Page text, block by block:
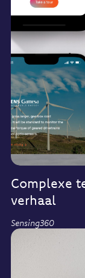
Complexe
verhaal
Sensing360